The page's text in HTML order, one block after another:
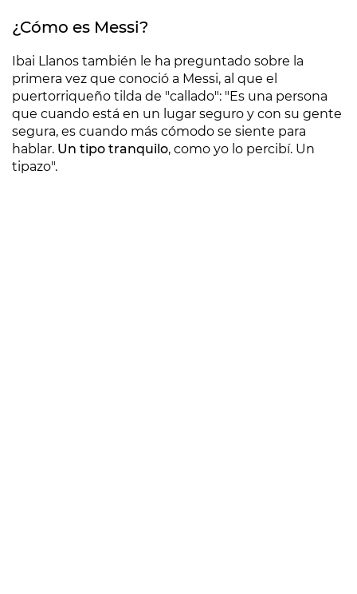
¿Cómo es Messi?
Ibai Llanos también le ha preguntado sobre la
primera vez que conoció a Messi, al que el
puertorriqueño tilda de "callado": "Es una persona
que cuando está en un lugar seguro y con su gente
segura, es cuando más cómodo se siente para
hablar. Un tipo tranquilo, como yo lo percibí. Un
tipazo".